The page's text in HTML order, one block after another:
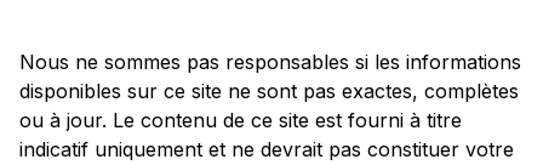
Nous ne sommes pas responsables si les informations
disponibles sur ce site ne sont pas exactes, complètes
ou à jour. Le contenu de ce site est fourni à titre
indicatif uniquement et ne devrait pas constituer votre